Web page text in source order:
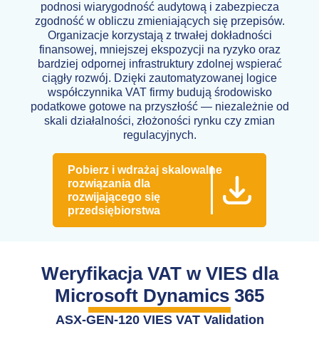
podnosi wiarygodność audytową i zabezpiecza
zgodność w obliczu zmieniających się przepisów.
Organizacje korzystają z trwałej dokładności
finansowej, mniejszej ekspozycji na ryzyko oraz
bardziej odpornej infrastruktury zdolnej wspierać
ciągły rozwój. Dzięki zautomatyzowanej logice
współczynnika VAT firmy budują środowisko
podatkowe gotowe na przyszłość — niezależnie od
skali działalności, złożoności rynku czy zmian
regulacyjnych.
Pobierz i wdrażaj skalowalne
rozwiązania dla
rozwijającego się
przedsiębiorstwa
Weryfikacja VAT w VIES dla
Microsoft Dynamics 365
ASX-GEN-120 VIES VAT Validation